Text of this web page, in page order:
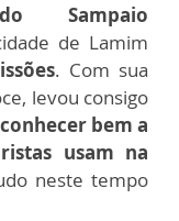
Sampaio
de Lamim
. Com sua
levou consigo
bem a
usam na
neste tempo